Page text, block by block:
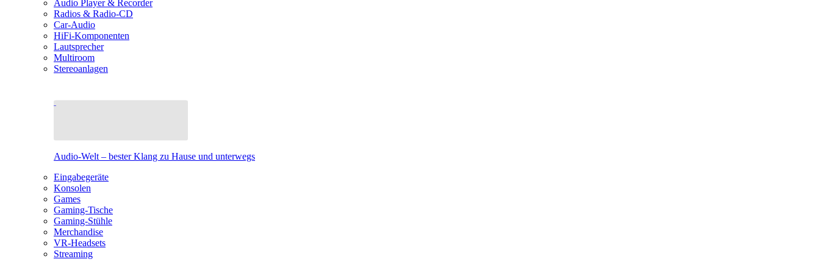
Audio Player & Recorder
Radios & Radio-CD
Car-Audio
HiFi-Komponenten
Lautsprecher
Multiroom
Stereoanlagen
Audio-Welt – bester Klang zu Hause und unterwegs
Eingabegeräte
Konsolen
Games
Gaming-Tische
Gaming-Stühle
Merchandise
VR-Headsets
Streaming